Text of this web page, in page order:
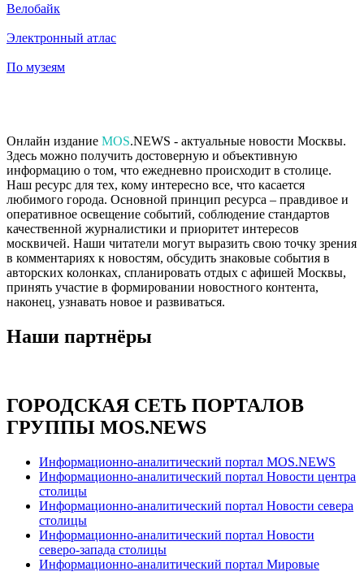
Велобайк
Электронный атлас
По музеям
Онлайн издание MOS.NEWS - актуальные новости Москвы.
Здесь можно получить достоверную и объективную
информацию о том, что ежедневно происходит в столице.
Наш ресурс для тех, кому интересно все, что касается
любимого города. Основной принцип ресурса – правдивое и
оперативное освещение событий, соблюдение стандартов
качественной журналистики и приоритет интересов
москвичей. Наши читатели могут выразить свою точку зрения
в комментариях к новостям, обсудить знаковые события в
авторских колонках, спланировать отдых с афишей Москвы,
принять участие в формировании новостного контента,
наконец, узнавать новое и развиваться.
Наши партнёры
ГОРОДСКАЯ СЕТЬ ПОРТАЛОВ
ГРУППЫ MOS.NEWS
Информационно-аналитический портал MOS.NEWS
Информационно-аналитический портал Новости центра
столицы
Информационно-аналитический портал Новости севера
столицы
Информационно-аналитический портал Новости
северо-запада столицы
Информационно-аналитический портал Мировые